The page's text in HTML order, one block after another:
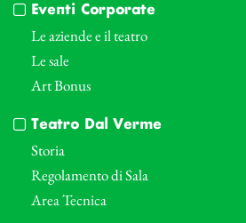
Eventi Corporate
Le aziende e il teatro
Le sale
Art Bonus
Teatro Dal Verme
Storia
Regolamento di Sala
Area Tecnica